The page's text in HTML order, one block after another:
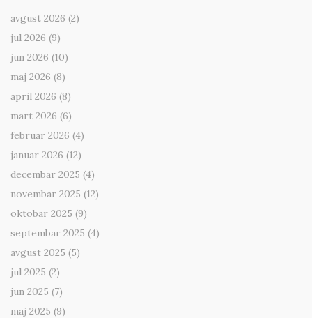
avgust 2026 (2)
jul 2026 (9)
jun 2026 (10)
maj 2026 (8)
april 2026 (8)
mart 2026 (6)
februar 2026 (4)
januar 2026 (12)
decembar 2025 (4)
novembar 2025 (12)
oktobar 2025 (9)
septembar 2025 (4)
avgust 2025 (5)
jul 2025 (2)
jun 2025 (7)
maj 2025 (9)